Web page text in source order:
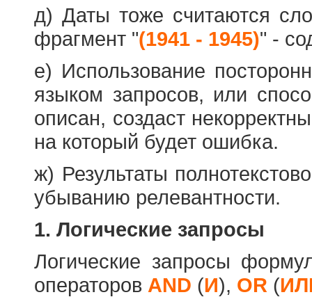
д) Даты тоже считаются
фрагмент "(1941 - 1945)" -
е) Использование
языком запросов, или
описан, создаст
на который будет ошибка.
ж) Результаты
убыванию релевантности.
1. Логические запросы
Логические запросы
операторов AND (И), OR (